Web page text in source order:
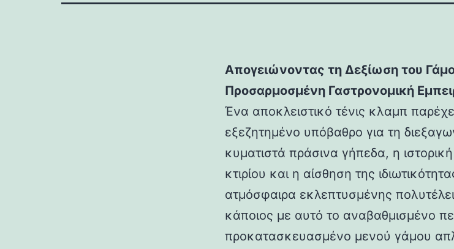
Απογειώνοντας τη Δεξίωση του
Προσαρμοσμένη Γαστρονομική
Ένα αποκλειστικό τένις κλαμπ
εξεζητημένο υπόβαθρο για τη
κυματιστά πράσινα γήπεδα, η
κτιρίου και η αίσθηση της
ατμόσφαιρα εκλεπτυσμένης
κάποιος με αυτό το αναβαθμισμένο
προκατασκευασμένο μενού γάμου